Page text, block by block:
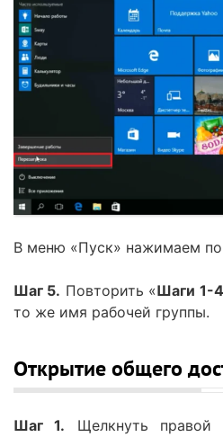
В меню «Пуск» нажимаем по
Шаг 5. Повторить «Шаги 1-
то же имя рабочей группы.
Открытие общего
Шаг 1. Щелкнуть